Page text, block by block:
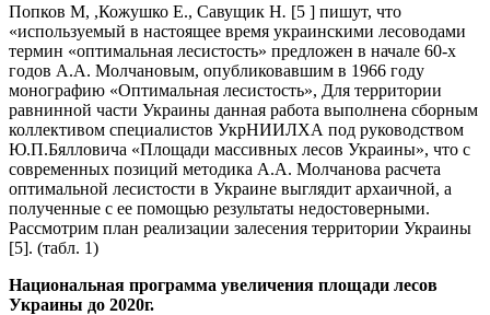
Попков М, ,Кожушко Е., Савущик Н. [5 ] пишут, что
«используемый в настоящее время украинскими лесоводами
термин «оптимальная лесистость» предложен в начале 60-х
годов А.А. Молчановым, опубликовавшим в 1966 году
монографию «Оптимальная лесистость», Для территории
равнинной части Украины данная работа выполнена сборным
коллективом специалистов УкрНИИЛХА под руководством
Ю.П.Бялловича «Площади массивных лесов Украины», что с
современных позиций методика А.А. Молчанова расчета
оптимальной лесистости в Украине выглядит архаичной, а
полученные с ее помощью результаты недостоверными.
Рассмотрим план реализации залесения территории Украины
[5]. (табл. 1)
Национальная программа увеличения площади лесов
Украины до 2020г.